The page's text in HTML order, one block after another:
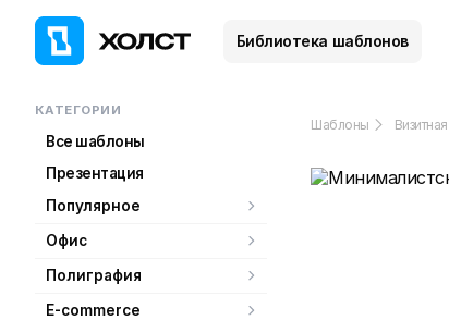
Библиотека шаблонов
КАТЕГОРИИ
Все шаблоны
Презентация
Популярное
Офис
Полиграфия
E-commerce
Шаблоны